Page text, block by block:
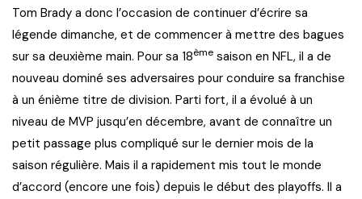
Tom Brady a donc l’occasion de continuer d’écrire sa
légende dimanche, et de commencer à mettre des bagues
sur sa deuxième main. Pour sa 18ème saison en NFL, il a de
nouveau dominé ses adversaires pour conduire sa franchise
à un énième titre de division. Parti fort, il a évolué à un
niveau de MVP jusqu’en décembre, avant de connaître un
petit passage plus compliqué sur le dernier mois de la
saison régulière. Mais il a rapidement mis tout le monde
d’accord (encore une fois) depuis le début des playoffs. Il a